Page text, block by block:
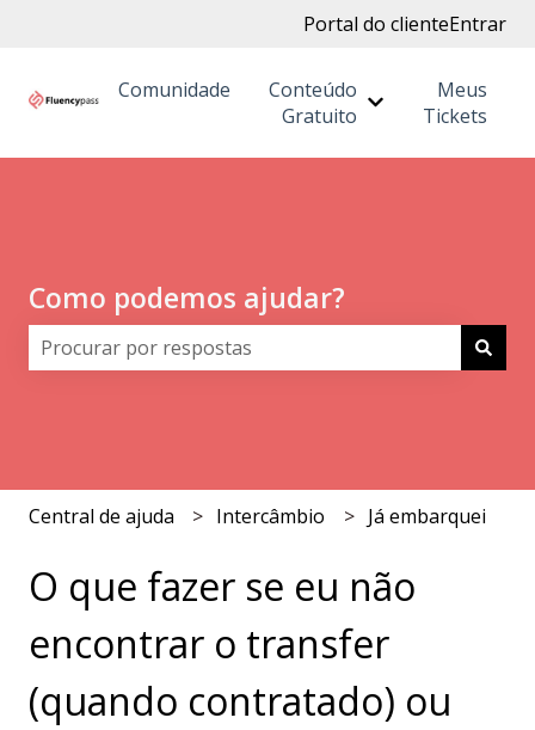
Portal do clienteEntrar
Comunidade
Conteúdo
Gratuito
Mostrar
Meus
Tickets
Como podemos ajudar?
Central de ajuda Intercâmbio Já embarquei
O que fazer se eu não
encontrar o transfer
(quando contratado) ou